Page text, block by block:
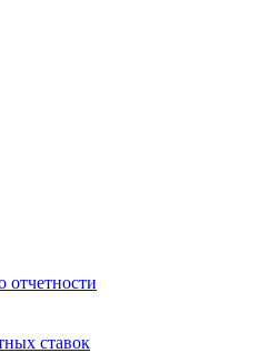
отчетности
ставок